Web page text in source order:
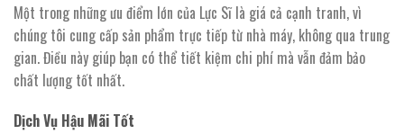
Một trong những ưu điểm lớn của Lực Sĩ là giá cả cạnh tranh, vì
chúng tôi cung cấp sản phẩm trực tiếp từ nhà máy, không qua trung
gian. Điều này giúp bạn có thể tiết kiệm chi phí mà vẫn đảm bảo
chất lượng tốt nhất.
Dịch Vụ Hậu Mãi Tốt